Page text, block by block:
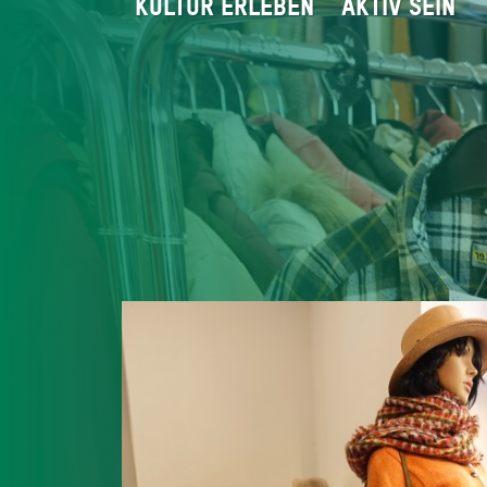
Startseite Geniessen
KULTUR ERLEBEN AKTIV SEIN